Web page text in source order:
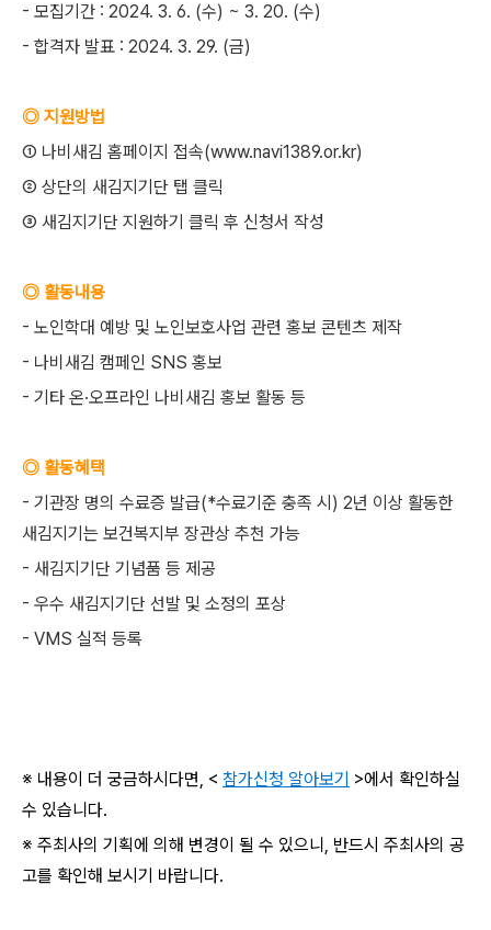
- 모집기간 : 2024. 3. 6. (수) ~ 3. 20. (수)
- 합격자 발표 : 2024. 3. 29. (금)
◎ 지원방법
① 나비새김 홈페이지 접속(www.navi1389.or.kr)
② 상단의 새김지기단 탭 클릭
③ 새김지기단 지원하기 클릭 후 신청서 작성
◎ 활동내용
- 노인학대 예방 및 노인보호사업 관련 홍보 콘텐츠 제작
- 나비새김 캠페인 SNS 홍보
- 기타 온·오프라인 나비새김 홍보 활동 등
◎ 활동혜택
- 기관장 명의 수료증 발급(*수료기준 충족 시) 2년 이상 활동한
새김지기는 보건복지부 장관상 추천 가능
- 새김지기단 기념품 등 제공
- 우수 새김지기단 선발 및 소정의 포상
- VMS 실적 등록
※ 내용이 더 궁금하시다면, < 참가신청 알아보기 >에서 확인하실
수 있습니다.
※ 주최사의 기획에 의해 변경이 될 수 있으니, 반드시 주최사의 공
고를 확인해 보시기 바랍니다.